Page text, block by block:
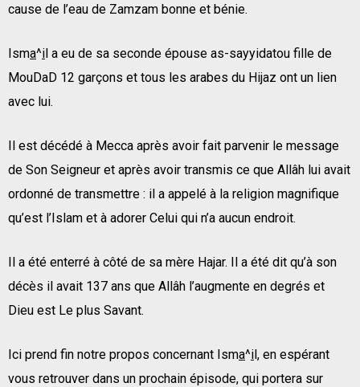
cause de l’eau de Zamzam bonne et bénie.
Isma^il a eu de sa seconde épouse as-sayyidatou fille de
MouDaD 12 garçons et tous les arabes du Hijaz ont un lien
avec lui.
Il est décédé à Mecca après avoir fait parvenir le message
de Son Seigneur et après avoir transmis ce que Allâh lui avait
ordonné de transmettre : il a appelé à la religion magnifique
qu’est l’Islam et à adorer Celui qui n’a aucun endroit.
Il a été enterré à côté de sa mère Hajar. Il a été dit qu’à son
décès il avait 137 ans que Allâh l’augmente en degrés et
Dieu est Le plus Savant.
Ici prend fin notre propos concernant Isma^il, en espérant
vous retrouver dans un prochain épisode, qui portera sur